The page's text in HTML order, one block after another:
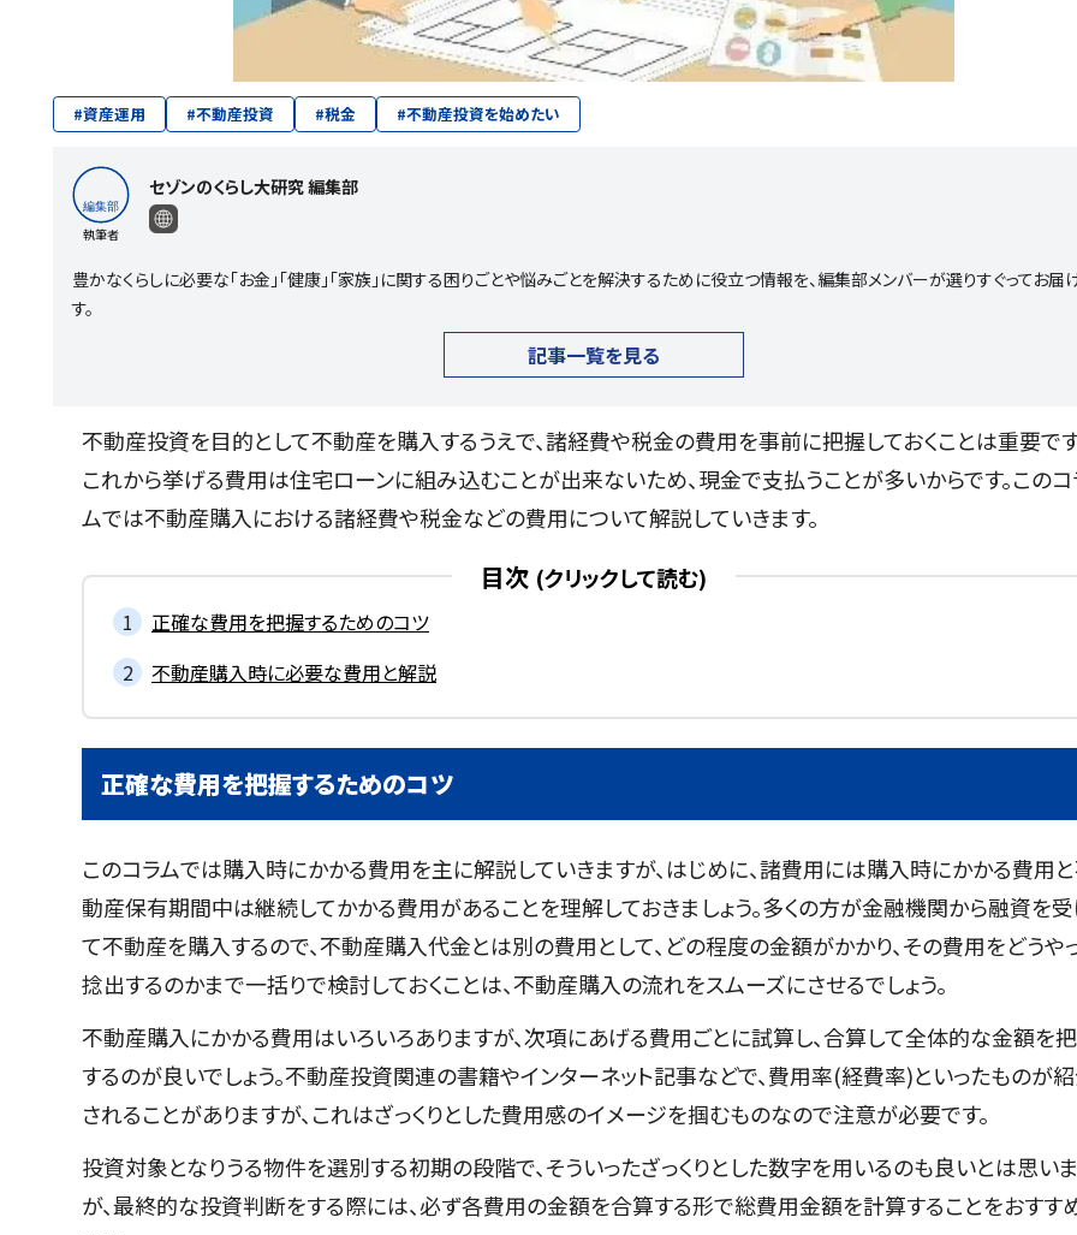
#資産運用 #不動産投資 #税金 #不動産投資を始めたい
執筆者
セゾンのくらし大研究 編集部
豊かなくらしに必要な「お金」「健康」「家族」に関する困りごとや悩みごとを解決するために役立つ情報を、編集部メンバーが選りすぐってお届
す。
記事一覧を見る
不動産投資を目的として不動産を購入するうえで、諸経費や税金の費用を事前に把握しておくことは重要です
これから挙げる費用は住宅ローンに組み込むことが出来ないため、現金で支払うことが多いからです。このコ
ムでは不動産購入における諸経費や税金などの費用について解説していきます。
目次
正確な費用を把握するためのコツ
不動産購入時に必要な費用と解説
正確な費用を把握するためのコツ
このコラムでは購入時にかかる費用を主に解説していきますが、はじめに、諸費用には購入時にかかる費用
動産保有期間中は継続してかかる費用があることを理解しておきましょう。多くの方が金融機関から融資を
て不動産を購入するので、不動産購入代金とは別の費用として、どの程度の金額がかかり、その費用をどうや
捻出するのかまで一括りで検討しておくことは、不動産購入の流れをスムーズにさせるでしょう。
不動産購入にかかる費用はいろいろありますが、次項にあげる費用ごとに試算し、合算して全体的な金額を
するのが良いでしょう。不動産投資関連の書籍やインターネット記事などで、費用率(経費率)といったものが
されることがありますが、これはざっくりとした費用感のイメージを掴むものなので注意が必要です。
投資対象となりうる物件を選別する初期の段階で、そういったざっくりとした数字を用いるのも良いとは思い
が、最終的な投資判断をする際には、必ず各費用の金額を合算する形で総費用金額を計算することをおすす